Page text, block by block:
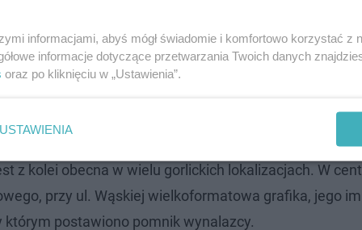
znalazła się pod panowaniem Austrii.
przemysłu naftowego. W latach 1853-58 w
przede wszystkim konstruktor lampy naftowej. Jego
pierwszej na świecie ulicznej lampy
Światła"
. Obecnie w tym miejscu znajduje się
r. upamiętnia również mural na jednym z
z kolei obecna w wielu gorlickich lokalizacjach. W
przy ul. Wąskiej wielkoformatowa grafika, jego
którym postawiono pomnik wynalazcy.
informacjami, abyś mógł świadomie i komfortowo korzystać z
informacje dotyczące przetwarzania Twoich danych
oraz po kliknięciu w „Ustawienia”.
USTAWIENIA